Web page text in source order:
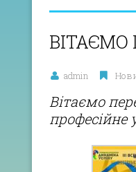
admin
Вітаємо